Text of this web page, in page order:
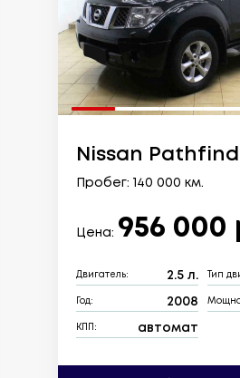
Nissan
Пробег: 140 000 км.
Цена: 956 000
Двигатель: 2.5 л. Тип
Год: 2008
КПП: автомат